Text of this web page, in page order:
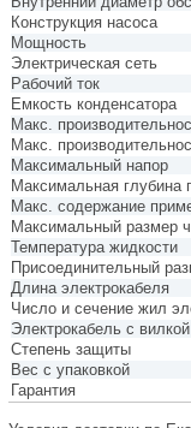
Конструкция насоса
Мощность
Электрическая сеть
Рабочий ток
Емкость конденсатора
Макс.
Макc.
Максимальный напор
Максимальная глубина
Макс. содержание
Максимальный размер
Температура жидкости
Присоединительный
Длина электрокабеля
Число и сечение жил
Электрокабель с вилкой
Степень защиты
Вес с упаковкой
Гарантия